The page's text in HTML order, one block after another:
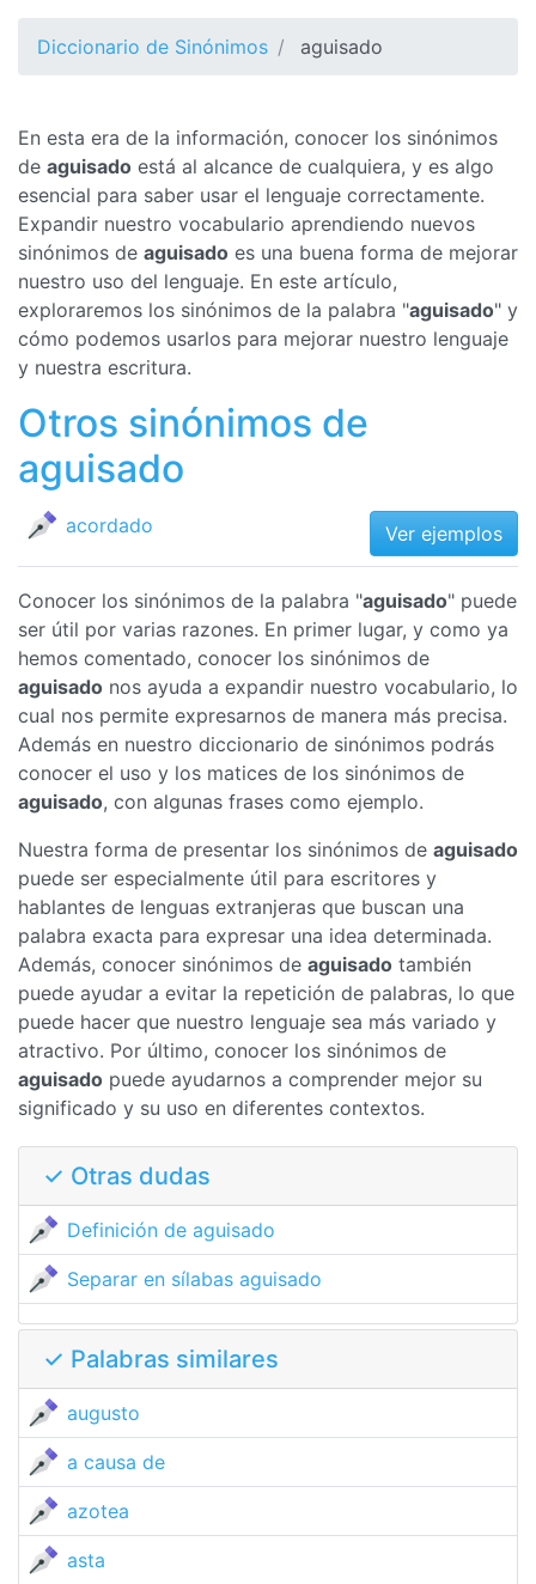
Diccionario de Sinónimos aguisado
En esta era de la información, conocer los sinónimos
de aguisado está al alcance de cualquiera, y es algo
esencial para saber usar el lenguaje correctamente.
Expandir nuestro vocabulario aprendiendo nuevos
sinónimos de aguisado es una buena forma de mejorar
nuestro uso del lenguaje. En este artículo,
exploraremos los sinónimos de la palabra "aguisado" y
cómo podemos usarlos para mejorar nuestro lenguaje
y nuestra escritura.
Otros sinónimos de
aguisado
acordado Ver ejemplos
Conocer los sinónimos de la palabra "aguisado" puede
ser útil por varias razones. En primer lugar, y como ya
hemos comentado, conocer los sinónimos de
aguisado nos ayuda a expandir nuestro vocabulario, lo
cual nos permite expresarnos de manera más precisa.
Además en nuestro diccionario de sinónimos podrás
conocer el uso y los matices de los sinónimos de
aguisado, con algunas frases como ejemplo.
Nuestra forma de presentar los sinónimos de aguisado
puede ser especialmente útil para escritores y
hablantes de lenguas extranjeras que buscan una
palabra exacta para expresar una idea determinada.
Además, conocer sinónimos de aguisado también
puede ayudar a evitar la repetición de palabras, lo que
puede hacer que nuestro lenguaje sea más variado y
atractivo. Por último, conocer los sinónimos de
aguisado puede ayudarnos a comprender mejor su
significado y su uso en diferentes contextos.
✓ Otras dudas
Definición de aguisado
Separar en sílabas aguisado
✓ Palabras similares
augusto
a causa de
azotea
asta